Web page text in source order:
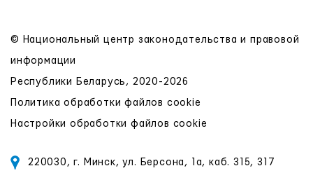
© Национальный центр законодательства и правовой
информации
Республики Беларусь, 2020-2026
Политика обработки файлов cookie
Настройки обработки файлов cookie
220030, г. Минск, ул. Берсона, 1а, каб. 315, 317